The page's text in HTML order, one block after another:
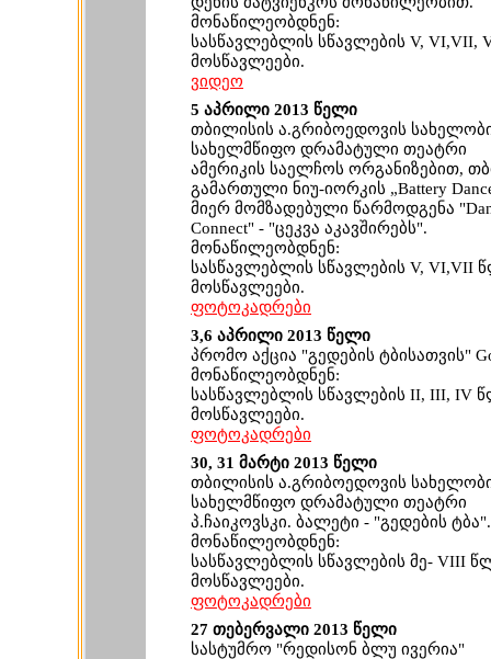
მონაწილეობდნენ:
სასწავლებლის სწავლების V, VI,VII,
მოსწავლეები.
ვიდეო
5 აპრილი 2013 წელი
თბილისის ა.გრიბოედოვის
სახელმწიფო დრამატული თეატრი
ამერიკის საელჩოს ორგანიზებით,
გამართული ნიუ-იორკის „Battery
მიერ მომზადებული წარმოდგენა
Connect" - "ცეკვა აკავშირებს".
მონაწილეობდნენ:
სასწავლებლის სწავლების V, VI,VII
მოსწავლეები.
ფოტოკადრები
3,6 აპრილი 2013 წელი
პრომო აქცია "გედების ტბისათვის"
მონაწილეობდნენ:
სასწავლებლის სწავლების II, III, IV
მოსწავლეები.
ფოტოკადრები
30, 31 მარტი 2013 წელი
თბილისის ა.გრიბოედოვის
სახელმწიფო დრამატული თეატრი
პ.ჩაიკოვსკი. ბალეტი - "გედების ტბა".
მონაწილეობდნენ:
სასწავლებლის სწავლების მე- VIII
მოსწავლეები.
ფოტოკადრები
27 თებერვალი 2013 წელი
სასტუმრო "რედისონ ბლუ ივერია"